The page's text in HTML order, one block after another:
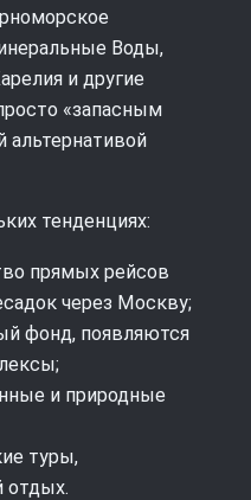
Воды,
и другие
«запасным
альтернативой
тенденциях:
прямых рейсов
через Москву;
фонд, появляются
и природные
туры,
отдых.